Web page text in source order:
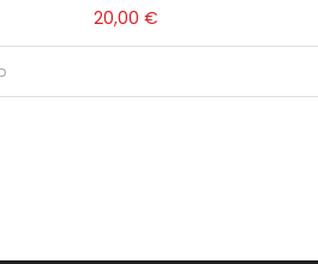
20,00 €